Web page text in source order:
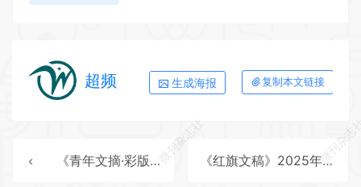
超频 生成海报 复制本文链接
《青年文摘·彩版》2025年第19期全彩精校PDF杂志下载 《红旗文稿》2025年第21期全彩精校PDF杂志下载
微刊杂志社
微刊杂